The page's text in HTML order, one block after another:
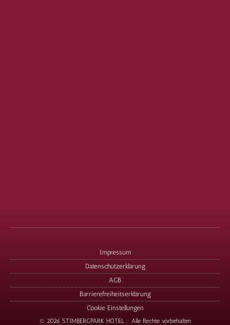
Impressum
Datenschutzerklärung
AGB
Barrierefreiheitserklärung
Cookie Einstellungen
© 2026 STIMBERGPARK HOTEL :: Alle Rechte vorbehalten